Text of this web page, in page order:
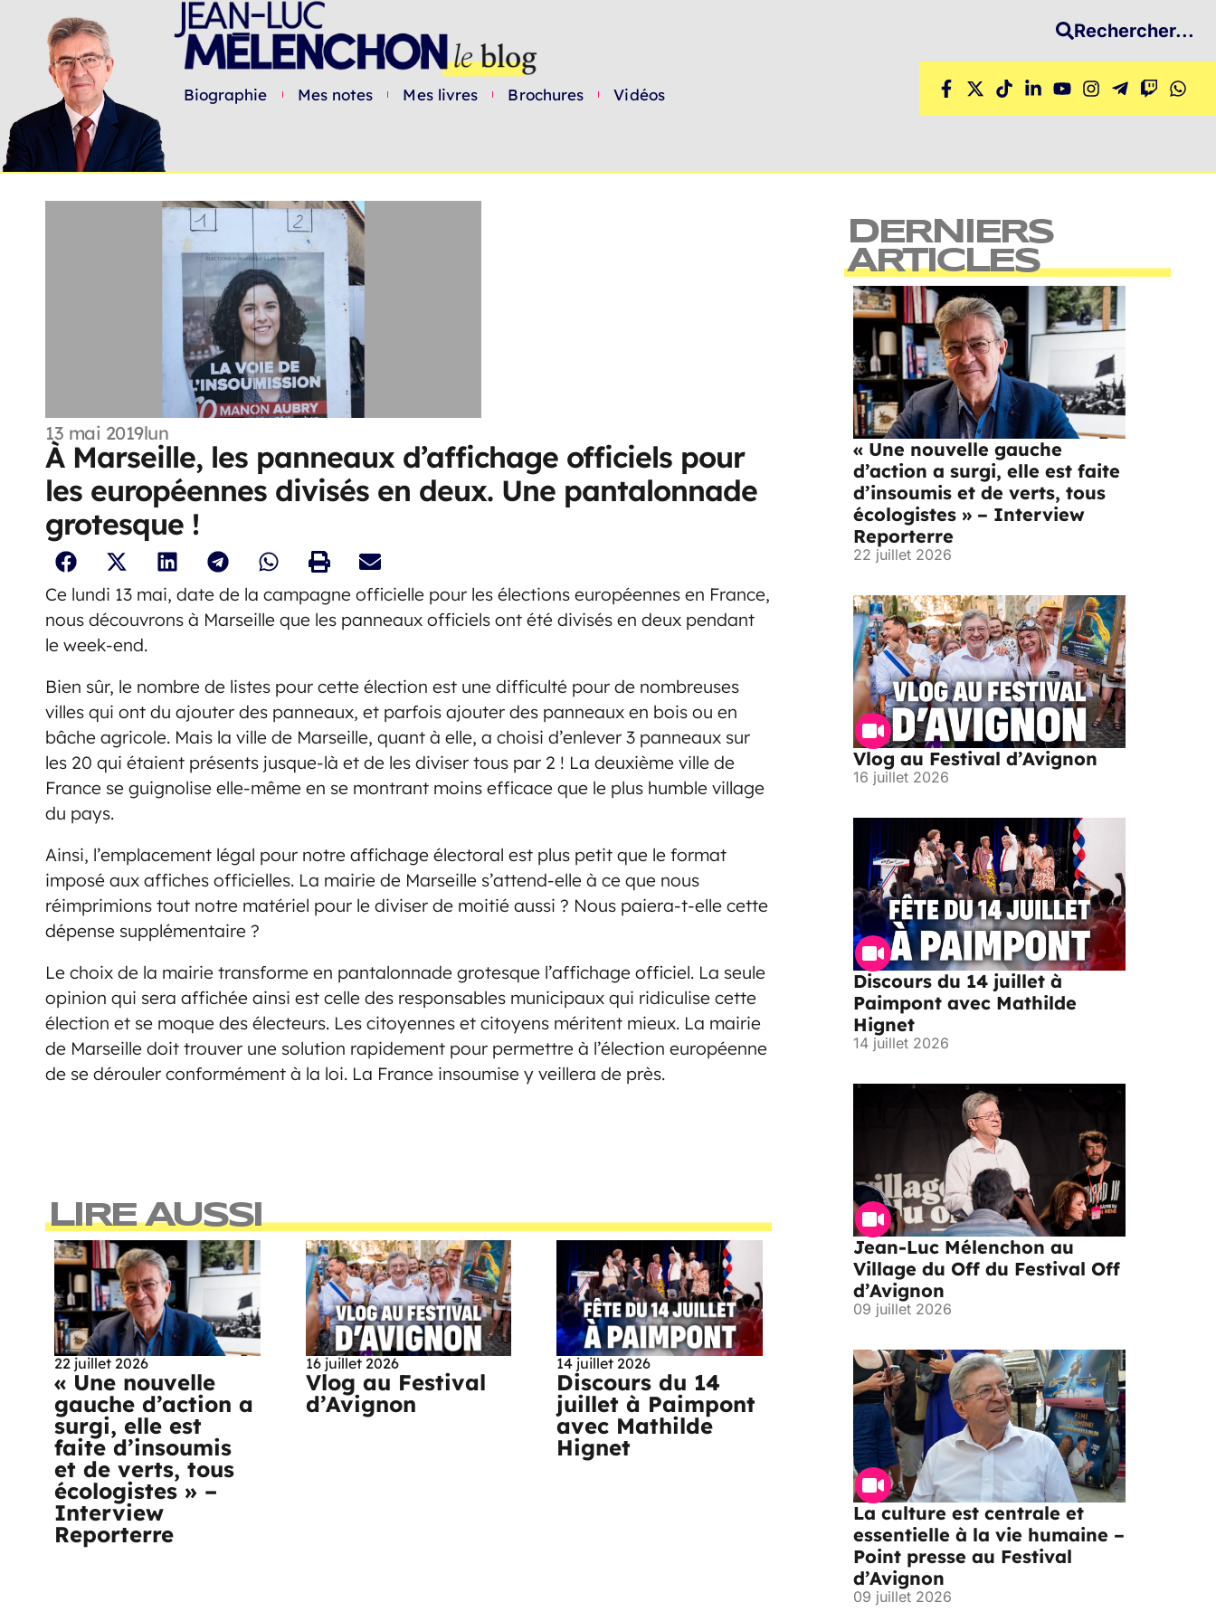
Biographie Mes notes Mes livres Brochures Vidéos
Rechercher...
13 mai 2019lun
À Marseille, les panneaux d’affichage officiels pour
les européennes divisés en deux. Une pantalonnade
grotesque !
Ce lundi 13 mai, date de la campagne officielle pour les élections européennes en France,
nous découvrons à Marseille que les panneaux officiels ont été divisés en deux pendant
le week-end.
Bien sûr, le nombre de listes pour cette élection est une difficulté pour de nombreuses
villes qui ont du ajouter des panneaux, et parfois ajouter des panneaux en bois ou en
bâche agricole. Mais la ville de Marseille, quant à elle, a choisi d’enlever 3 panneaux sur
les 20 qui étaient présents jusque-là et de les diviser tous par 2 ! La deuxième ville de
France se guignolise elle-même en se montrant moins efficace que le plus humble village
du pays.
Ainsi, l’emplacement légal pour notre affichage électoral est plus petit que le format
imposé aux affiches officielles. La mairie de Marseille s’attend-elle à ce que nous
réimprimions tout notre matériel pour le diviser de moitié aussi ? Nous paiera-t-elle cette
dépense supplémentaire ?
Le choix de la mairie transforme en pantalonnade grotesque l’affichage officiel. La seule
opinion qui sera affichée ainsi est celle des responsables municipaux qui ridiculise cette
élection et se moque des électeurs. Les citoyennes et citoyens méritent mieux. La mairie
de Marseille doit trouver une solution rapidement pour permettre à l’élection européenne
de se dérouler conformément à la loi. La France insoumise y veillera de près.
LIRE AUSSI
22 juillet 2026
« Une nouvelle
gauche d’action a
surgi, elle est
faite d’insoumis
et de verts, tous
écologistes » –
Interview
Reporterre
16 juillet 2026
Vlog au Festival
d’Avignon
14 juillet 2026
Discours du 14
juillet à Paimpont
avec Mathilde
Hignet
DERNIERS
ARTICLES
« Une nouvelle gauche
d’action a surgi, elle est faite
d’insoumis et de verts, tous
écologistes » – Interview
Reporterre
22 juillet 2026
Vlog au Festival d’Avignon
16 juillet 2026
Discours du 14 juillet à
Paimpont avec Mathilde
Hignet
14 juillet 2026
Jean-Luc Mélenchon au
Village du Off du Festival Off
d’Avignon
09 juillet 2026
La culture est centrale et
essentielle à la vie humaine –
Point presse au Festival
d’Avignon
09 juillet 2026